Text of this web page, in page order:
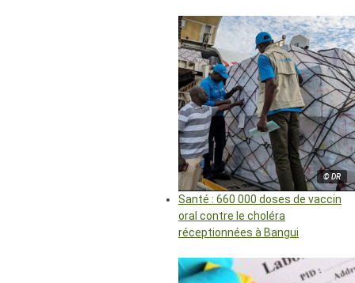
© DR
Santé : 660 000 doses de vaccin
oral contre le choléra
réceptionnées à Bangui